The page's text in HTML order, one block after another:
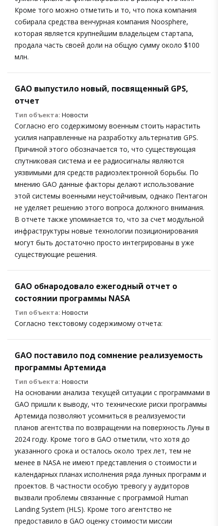
Кроме того можно отметить и то, что пока компания
собирала средства венчурная компания Noosphere,
которая является крупнейшим владельцем стартапа,
продала часть своей доли на общую сумму около $100
млн.
GAO выпустило новый, посвященный GPS,
отчет
Тип объекта: Новости
Согласно его содержимому военным стоить нарастить
усилия направленные на разработку альтернатив GPS.
Причиной этого обозначается то, что существующая
спутниковая система и ее радиосигналы являются
уязвимыми для средств радиоэлектронной борьбы. По
мнению GAO данные факторы делают использование
этой системы военными неустойчивым, однако Пентагон
не уделяет решению этого вопроса должного внимания.
В отчете также упоминается то, что за счет модульной
инфраструктуры новые технологии позиционирования
могут быть достаточно просто интегрированы в уже
существующие решения.
GAO обнародовало ежегодный отчет о
состоянии программы NASA
Тип объекта: Новости
Согласно текстовому содержимому отчета:
GAO поставило под сомнение реализуемость
программы Артемида
Тип объекта: Новости
На основании анализа текущей ситуации с программами в
GAO пришли к выводу, что технические риски программы
Артемида позволяют усомниться в реализуемости
планов агентства по возвращении на поверхность Луны в
2024 году. Кроме того в GAO отметили, что хотя до
указанного срока и осталось около трех лет, тем не
менее в NASA не имеют представления о стоимости и
календарных планах исполнения ряда лунных программ и
проектов. В частности особую тревогу у аудиторов
вызвали проблемы связанные с программой Human
Landing System (HLS). Кроме того агентство не
предоставило в GAO оценку стоимости миссии